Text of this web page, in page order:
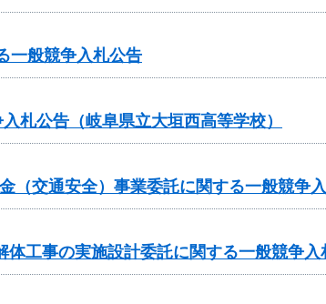
一般競争入札公告
札公告（岐阜県立大垣西高等学校）
交通安全）事業委託に関する一般競争
工事の実施設計委託に関する一般競争入